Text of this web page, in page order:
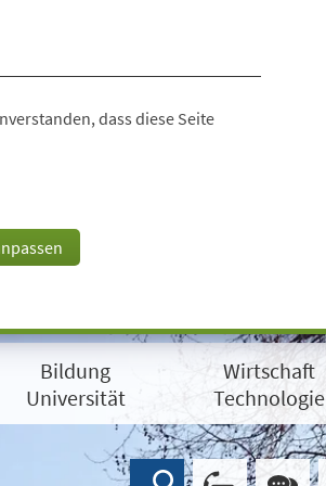
dass diese Seite
Bildung
Universität
Wirtschaft
Technologie